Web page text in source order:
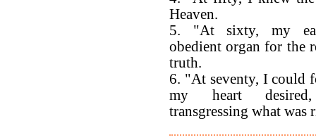
Heaven.
5. "At sixty, my
obedient organ for the
truth.
6. "At seventy, I could
my heart
transgressing what was